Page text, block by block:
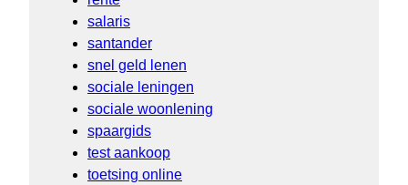
salaris
santander
snel geld lenen
sociale leningen
sociale woonlening
spaargids
test aankoop
toetsing online